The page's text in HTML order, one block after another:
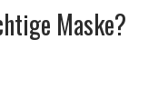
Maske?